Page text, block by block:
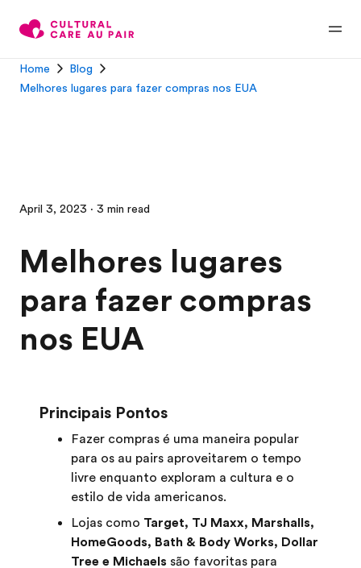
Home
Blog
Melhores lugares para fazer compras nos EUA
April 3, 2023 · 3 min read
Melhores lugares
para fazer compras
nos EUA
Principais Pontos
Fazer compras é uma maneira popular
para os au pairs aproveitarem o tempo
livre enquanto exploram a cultura e o
estilo de vida americanos.
Lojas como Target, TJ Maxx, Marshalls,
HomeGoods, Bath & Body Works, Dollar
Tree e Michaels são favoritas para